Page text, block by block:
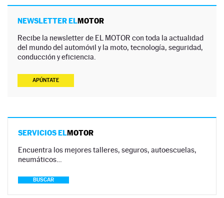
NEWSLETTER ELMOTOR
Recibe la newsletter de EL MOTOR con toda la actualidad
del mundo del automóvil y la moto, tecnología, seguridad,
conducción y eficiencia.
APÚNTATE
SERVICIOS ELMOTOR
Encuentra los mejores talleres, seguros, autoescuelas,
neumáticos…
BUSCAR